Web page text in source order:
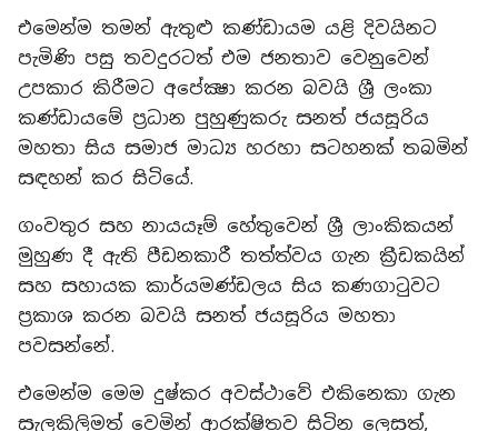
එමෙන්ම තමන් ඇතුළු කණ්ඩායම යළි දිවයිනට
පැමිණි පසු තවදුරටත් එම ජනතාව වෙනුවෙන්
උපකාර කිරීමට අපේක්‍ෂා කරන බවයි ශ්‍රී ලංකා
කණ්ඩායමේ ප්‍රධාන පුහුණුකරු සනත් ජයසූරිය
මහතා සිය සමාජ මාධ්‍ය හරහා සටහනක් තබමින්
සඳහන් කර සිටියේ.
ගංවතුර සහ නායයෑම් හේතුවෙන් ශ්‍රී ලාංකිකයන්
මුහුණ දී ඇති පීඩනකාරී තත්ත්වය ගැන ක්‍රීඩකයින්
සහ සහායක කාර්යමණ්ඩලය සිය කණගාටුවට
ප්‍රකාශ කරන බවයි සනත් ජයසූරිය මහතා
පවසන්නේ.
එමෙන්ම මෙම දුෂ්කර අවස්ථාවේ එකිනෙකා ගැන
සැලකිලිමත් වෙමින් ආරක්ෂිතව සිටින ලෙසත්,